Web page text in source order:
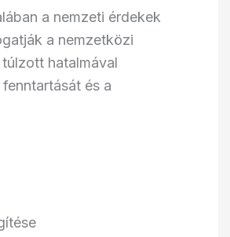
a nemzeti érdekek
a nemzetközi
hatalmával
és a